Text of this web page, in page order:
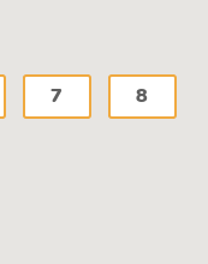
7 8